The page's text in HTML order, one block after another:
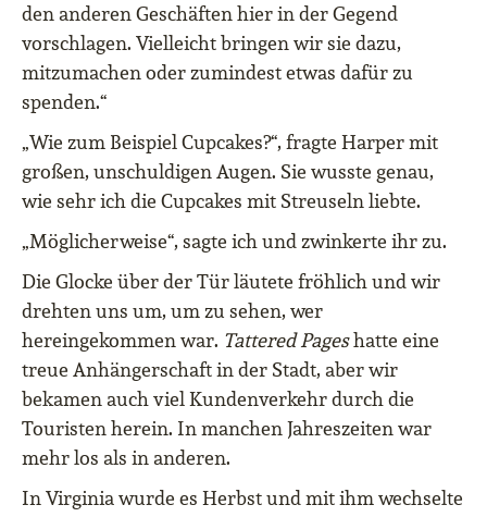
den anderen Geschäften hier in der Gegend
vorschlagen. Vielleicht bringen wir sie dazu,
mitzumachen oder zumindest etwas dafür zu
spenden.“
„Wie zum Beispiel Cupcakes?“, fragte Harper mit
großen, unschuldigen Augen. Sie wusste genau,
wie sehr ich die Cupcakes mit Streuseln liebte.
„Möglicherweise“, sagte ich und zwinkerte ihr zu.
Die Glocke über der Tür läutete fröhlich und wir
drehten uns um, um zu sehen, wer
hereingekommen war. Tattered Pageshatte eine
treue Anhängerschaft in der Stadt, aber wir
bekamen auch viel Kundenverkehr durch die
Touristen herein. In manchen Jahreszeiten war
mehr los als in anderen.
In Virginia wurde es Herbst und mit ihm wechselte